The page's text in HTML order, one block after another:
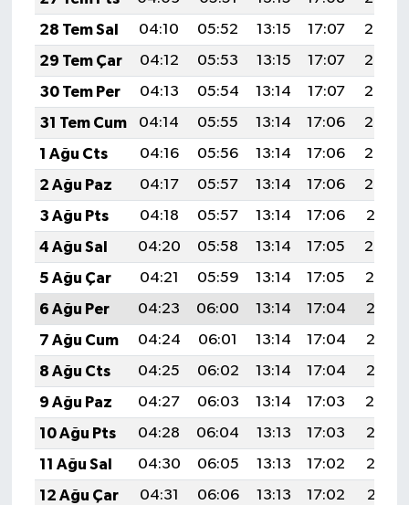
28 Tem Sal
04:10 05:52 13:15 17:07
20:27
29 Tem Çar
04:12 05:53 13:15 17:07
20:26
30 Tem Per
04:13 05:54 13:14 17:07
20:25
31 Tem Cum
04:14 05:55 13:14 17:06
20:24
1 Ağu Cts
04:16 05:56 13:14 17:06
20:23
2 Ağu Paz
04:17 05:57 13:14 17:06
20:22
3 Ağu Pts
04:18 05:57 13:14 17:06
20:21
4 Ağu Sal
04:20 05:58 13:14 17:05
20:20
5 Ağu Çar
04:21 05:59 13:14 17:05
20:19
6 Ağu Per
04:23 06:00 13:14 17:04
20:18
7 Ağu Cum
04:24 06:01 13:14 17:04
20:17
8 Ağu Cts
04:25 06:02 13:14 17:04
20:15
9 Ağu Paz
04:27 06:03 13:14 17:03
20:14
10 Ağu Pts
04:28 06:04 13:13 17:03
20:13
11 Ağu Sal
04:30 06:05 13:13 17:02
20:12
12 Ağu Çar
04:31 06:06 13:13 17:02
20:11